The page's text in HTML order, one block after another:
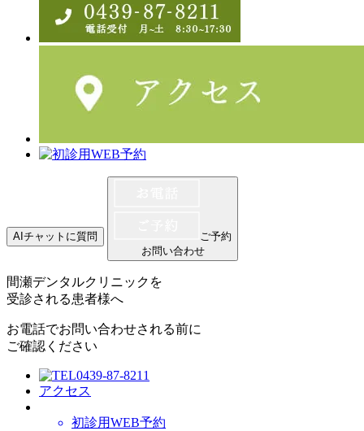
AIチャットに質問
ご予約
お問い合わせ
間瀬デンタルクリニックを
受診される患者様へ
お電話でお問い合わせされる前に
ご確認ください
0439-87-8211
アクセス
初診用WEB予約